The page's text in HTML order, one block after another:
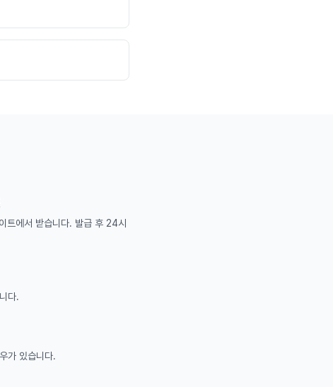
트에서 받습니다. 발급 후 24시
다.
가 있습니다.